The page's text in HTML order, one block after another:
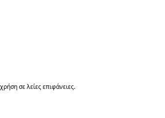
σε λείες επιφάνειες.